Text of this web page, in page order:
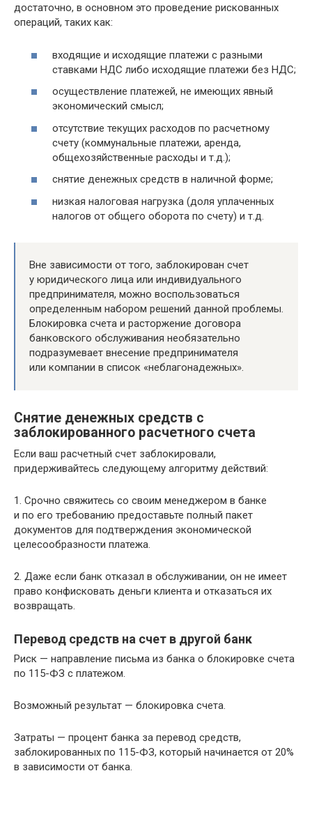
достаточно, в основном это проведение рискованных
операций, таких как:
входящие и исходящие платежи с разными
ставками НДС либо исходящие платежи без НДС;
осуществление платежей, не имеющих явный
экономический смысл;
отсутствие текущих расходов по расчетному
счету (коммунальные платежи, аренда,
общехозяйственные расходы и т.д.);
снятие денежных средств в наличной форме;
низкая налоговая нагрузка (доля уплаченных
налогов от общего оборота по счету) и т.д.
Вне зависимости от того, заблокирован счет
у юридического лица или индивидуального
предпринимателя, можно воспользоваться
определенным набором решений данной проблемы.
Блокировка счета и расторжение договора
банковского обслуживания необязательно
подразумевает внесение предпринимателя
или компании в список «неблагонадежных».
Снятие денежных средств с
заблокированного расчетного счета
Если ваш расчетный счет заблокировали,
придерживайтесь следующему алгоритму действий:
1. Срочно свяжитесь со своим менеджером в банке
и по его требованию предоставьте полный пакет
документов для подтверждения экономической
целесообразности платежа.
2. Даже если банк отказал в обслуживании, он не имеет
право конфисковать деньги клиента и отказаться их
возвращать.
Перевод средств на счет в другой банк
Риск — направление письма из банка о блокировке счета
по 115-ФЗ с платежом.
Возможный результат — блокировка счета.
Затраты — процент банка за перевод средств,
заблокированных по 115-ФЗ, который начинается от 20%
в зависимости от банка.